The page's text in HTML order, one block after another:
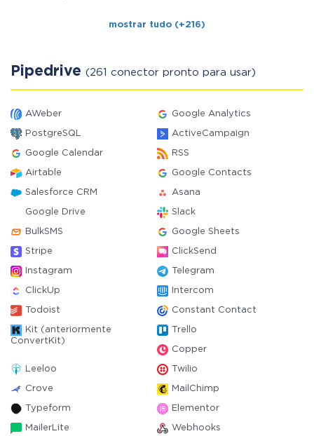
mostrar tudo (+216)
Pipedrive (261 conector pronto para usar)
AWeber Google Analytics
PostgreSQL ActiveCampaign
Google Calendar RSS
Airtable Google Contacts
Salesforce CRM Asana
Google Drive Slack
BulkSMS Google Sheets
Stripe ClickSend
Instagram Telegram
ClickUp Intercom
Todoist Constant Contact
Kit (anteriormente
ConvertKit)
Trello
Copper
Leeloo Twilio
Crove MailChimp
Typeform Elementor
MailerLite Webhooks